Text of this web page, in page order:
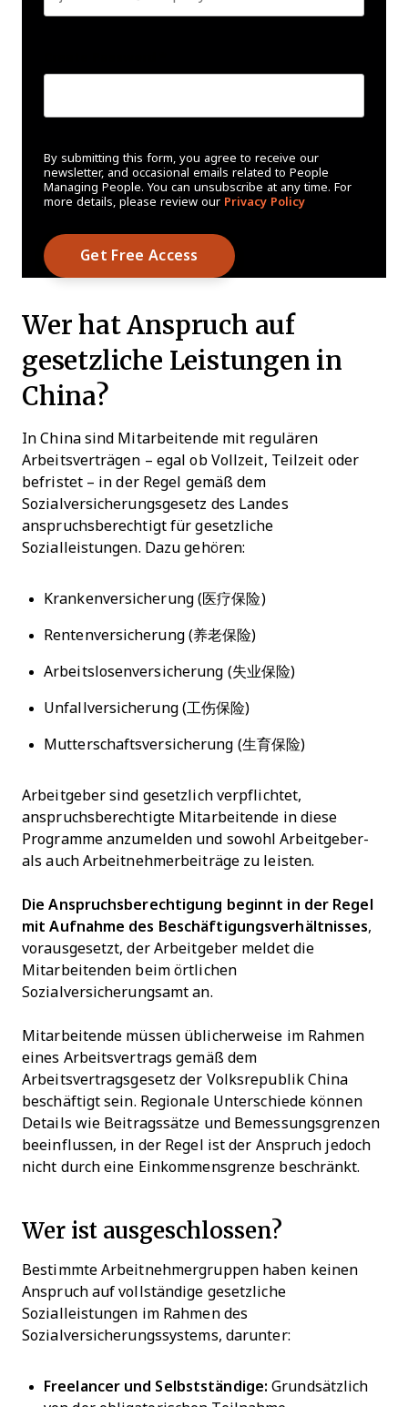
By submitting this form, you agree to receive our
newsletter, and occasional emails related to People
Managing People. You can unsubscribe at any time. For
more details, please review our Privacy Policy
Wer hat Anspruch auf
gesetzliche Leistungen in
China?
In China sind Mitarbeitende mit regulären
Arbeitsverträgen – egal ob Vollzeit, Teilzeit oder
befristet – in der Regel gemäß dem
Sozialversicherungsgesetz des Landes
anspruchsberechtigt für gesetzliche
Sozialleistungen. Dazu gehören:
Krankenversicherung (医疗保险)
Rentenversicherung (养老保险)
Arbeitslosenversicherung (失业保险)
Unfallversicherung (工伤保险)
Mutterschaftsversicherung (生育保险)
Arbeitgeber sind gesetzlich verpflichtet,
anspruchsberechtigte Mitarbeitende in diese
Programme anzumelden und sowohl Arbeitgeber-
als auch Arbeitnehmerbeiträge zu leisten.
Die Anspruchsberechtigung beginnt in der Regel
mit Aufnahme des Beschäftigungsverhältnisses,
vorausgesetzt, der Arbeitgeber meldet die
Mitarbeitenden beim örtlichen
Sozialversicherungsamt an.
Mitarbeitende müssen üblicherweise im Rahmen
eines Arbeitsvertrags gemäß dem
Arbeitsvertragsgesetz der Volksrepublik China
beschäftigt sein. Regionale Unterschiede können
Details wie Beitragssätze und Bemessungsgrenzen
beeinflussen, in der Regel ist der Anspruch jedoch
nicht durch eine Einkommensgrenze beschränkt.
Wer ist ausgeschlossen?
Bestimmte Arbeitnehmergruppen haben keinen
Anspruch auf vollständige gesetzliche
Sozialleistungen im Rahmen des
Sozialversicherungssystems, darunter:
Freelancer und Selbstständige:Grundsätzlich